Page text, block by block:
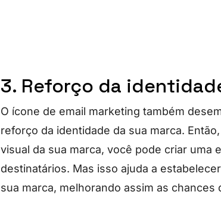
3. Reforço da
O ícone de email marketing também
reforço da identidade da sua marca.
visual da sua marca, você pode criar uma
destinatários. Mas isso ajuda a
sua marca, melhorando assim as